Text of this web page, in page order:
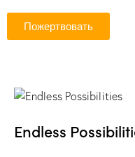
Пожертвовать
Endless